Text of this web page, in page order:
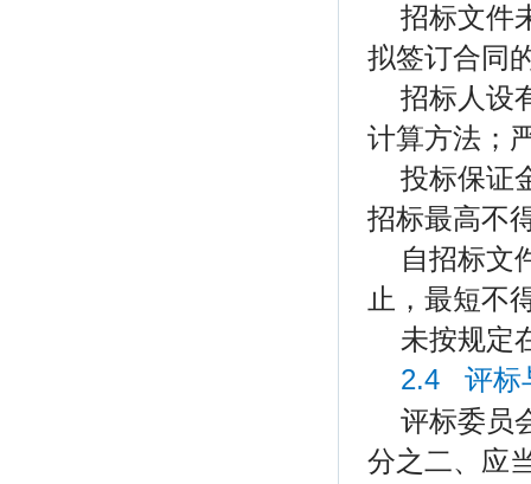
招标文件
拟签订合同
招标人设
计算方法；
投标保证
招标最高不
自招标文
止，最短不
未按规定
2.4 评标
评标委员
分之二、应